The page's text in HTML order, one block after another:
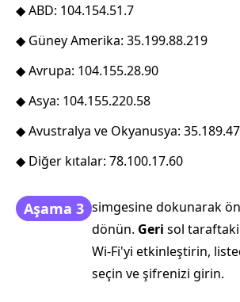
◆ ABD: 104.154.51.7
◆ Güney Amerika: 35.199.88.219
◆ Avrupa: 104.155.28.90
◆ Asya: 104.155.220.58
◆ Avustralya ve Okyanusya:
◆ Diğer kıtalar: 78.100.17.60
Aşama 3 simgesine dokunarak
dönün. Geri sol
Wi-Fi'yi etkinleştirin,
seçin ve şifrenizi girin.